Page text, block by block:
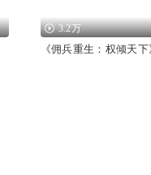
3.2万
《佣兵重生：权倾天下